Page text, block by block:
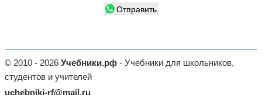
Отправить
© 2010 - 2026 Учебники.рф - Учебники для школьников,
студентов и учителей
uchebniki-rf@mail.ru